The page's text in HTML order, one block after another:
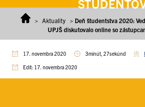
> Aktuality > Deň študentstva 2020:
UPJŠ diskutovalo online so
17. novembra 2020 3minút, 27sekúnd
Edit: 17. novembra 2020